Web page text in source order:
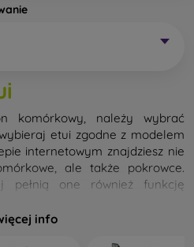
komórkowy, należy wybrać
etui zgodne z modelem
internetowym znajdziesz nie
ale także pokrowce.
pełnią one również funkcję
możemy również nazwać
info